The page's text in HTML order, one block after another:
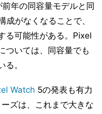
年の同容量モデルと同
成がなくなることで、
る可能性がある。Pixel
ついては、同容量でも
。
Watch 5の発表も有力
ズは、これまで大きな